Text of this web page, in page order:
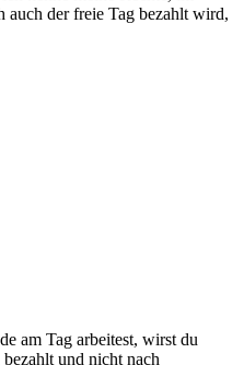
auch der freie Tag bezahlt wird,
am Tag arbeitest, wirst du
und nicht nach